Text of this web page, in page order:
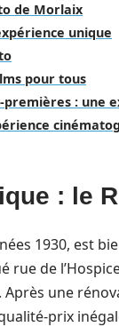
de Morlaix
unique
pour tous
: une
: le
1930, est
rue de
une
prix